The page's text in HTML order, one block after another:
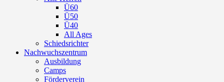
Ü60
Ü50
Ü40
All Ages
Schiedsrichter
Nachwuchszentrum
Ausbildung
Camps
Förderverein